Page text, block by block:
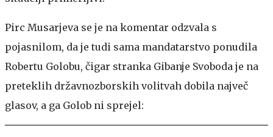
Pirc Musarjeva se je na komentar odzvala s
pojasnilom, da je tudi sama mandatarstvo ponudila
Robertu Golobu, čigar stranka Gibanje Svoboda je na
preteklih državnozborskih volitvah dobila največ
glasov, a ga Golob ni sprejel: